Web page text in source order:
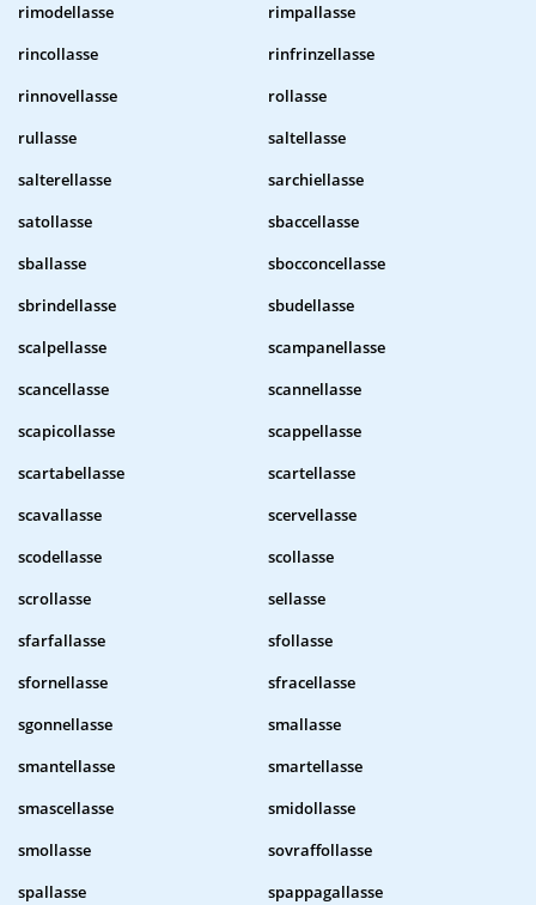
rimodellasse
rimpallasse
rincollasse
rinfrinzellasse
rinnovellasse
rollasse
rullasse
saltellasse
salterellasse
sarchiellasse
satollasse
sbaccellasse
sballasse
sbocconcellasse
sbrindellasse
sbudellasse
scalpellasse
scampanellasse
scancellasse
scannellasse
scapicollasse
scappellasse
scartabellasse
scartellasse
scavallasse
scervellasse
scodellasse
scollasse
scrollasse
sellasse
sfarfallasse
sfollasse
sfornellasse
sfracellasse
sgonnellasse
smallasse
smantellasse
smartellasse
smascellasse
smidollasse
smollasse
sovraffollasse
spallasse
spappagallasse